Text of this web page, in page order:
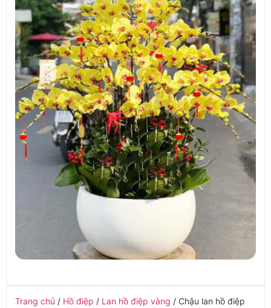
Trang chủ / Hồ điệp / Lan hồ điệp vàng / Chậu lan hồ điệp